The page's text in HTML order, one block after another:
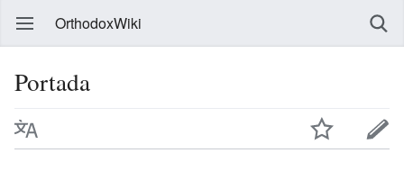
OrthodoxWiki
Portada